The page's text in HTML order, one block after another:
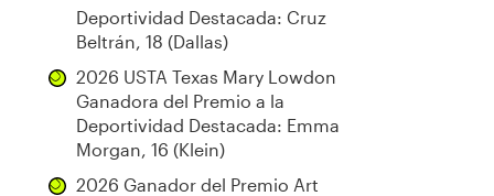
Deportividad Destacada: Cruz
Beltrán, 18 (Dallas)
2026 USTA Texas Mary Lowdon
Ganadora del Premio a la
Deportividad Destacada: Emma
Morgan, 16 (Klein)
2026 Ganador del Premio Art